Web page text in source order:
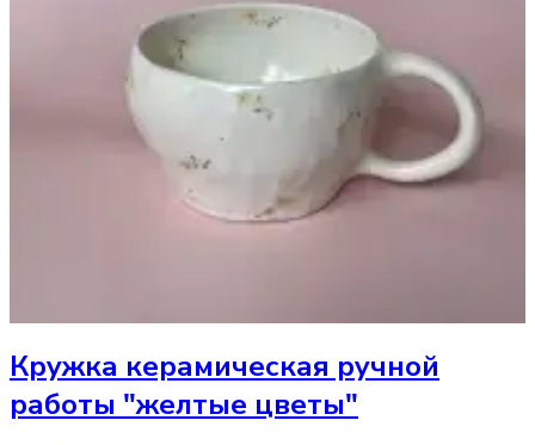
Кружка керамическая ручной
работы "желтые цветы"